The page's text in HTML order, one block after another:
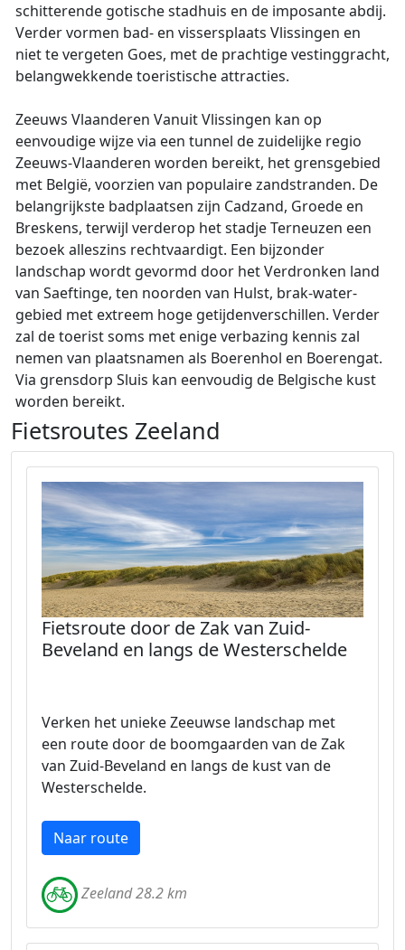
schitterende gotische stadhuis en de imposante abdij.
Verder vormen bad- en vissersplaats Vlissingen en
niet te vergeten Goes, met de prachtige vestinggracht,
belangwekkende toeristische attracties.
Zeeuws Vlaanderen Vanuit Vlissingen kan op
eenvoudige wijze via een tunnel de zuidelijke regio
Zeeuws-Vlaanderen worden bereikt, het grensgebied
met België, voorzien van populaire zandstranden. De
belangrijkste badplaatsen zijn Cadzand, Groede en
Breskens, terwijl verderop het stadje Terneuzen een
bezoek alleszins rechtvaardigt. Een bijzonder
landschap wordt gevormd door het Verdronken land
van Saeftinge, ten noorden van Hulst, brak-water-
gebied met extreem hoge getijdenverschillen. Verder
zal de toerist soms met enige verbazing kennis zal
nemen van plaatsnamen als Boerenhol en Boerengat.
Via grensdorp Sluis kan eenvoudig de Belgische kust
worden bereikt.
Fietsroutes Zeeland
Fietsroute door de Zak van Zuid-
Beveland en langs de Westerschelde
Verken het unieke Zeeuwse landschap met
een route door de boomgaarden van de Zak
van Zuid-Beveland en langs de kust van de
Westerschelde.
Naar route
Zeeland 28.2 km